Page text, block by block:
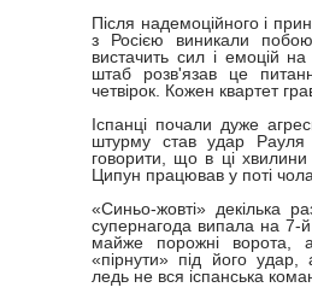
Після надемоційного і
з Росією виникали
вистачить сил і емоцій
штаб розв'язав це
четвірок. Кожен квартет
Іспанці почали дуже
штурму став удар
говорити, що в ці
Ципун працював у поті чола.
«Синьо-жовті» декілька
супернагода випала на 7-
майже порожні ворота,
«пірнути» під його
ледь не вся іспанська